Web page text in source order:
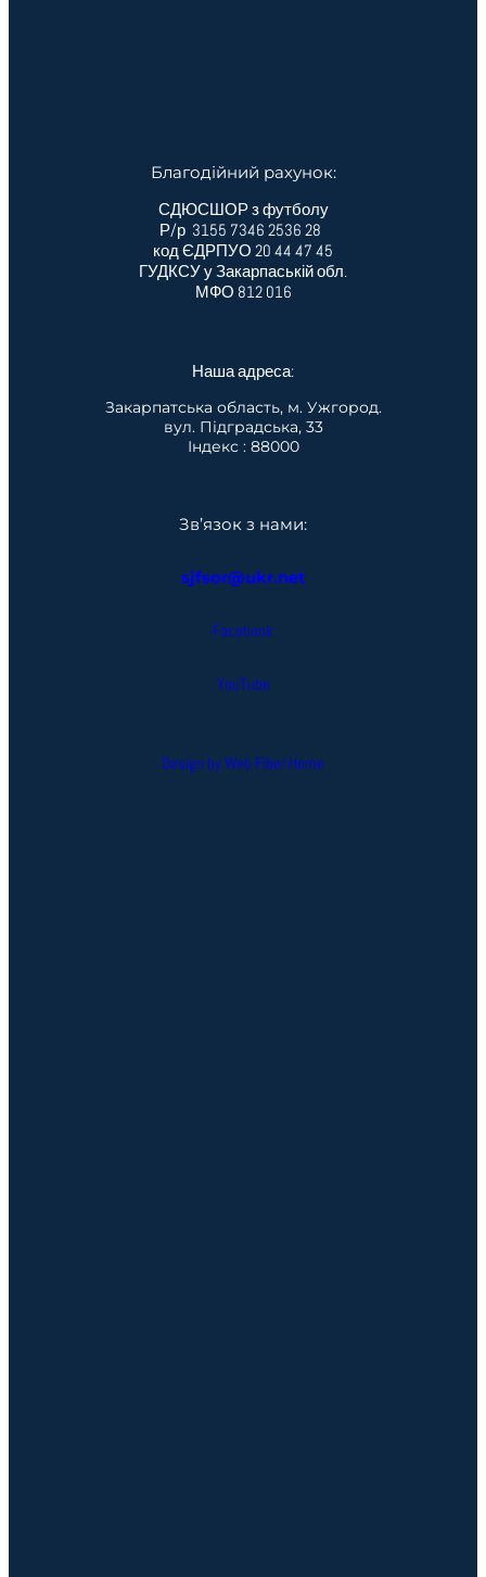
Благодійний рахунок:
СДЮСШОР з футболу
Р/р 3155 7346 2536 28
код ЄДРПУО 20 44 47 45
ГУДКСУ у Закарпаській обл.
МФО 812 016
Наша адреса:
Закарпатська область, м. Ужгород.
вул. Підградська, 33
Індекс : 88000
Зв’язок з нами:
sjfsor@ukr.net
Facebook
YouTube
Design by Web Fiber Home